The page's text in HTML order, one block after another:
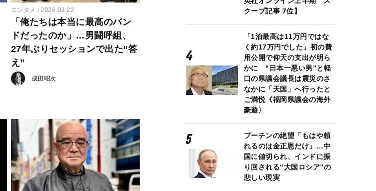
エンタメ 2026.03.22
「俺たちは本当に最高のバン
ドだったのか」…男闘呼組、
27年ぶりセッションで出た“答
え”
成田昭次
クープ記事 7位】
「1泊最高は11万円ではな
く約17万円でした」初の費
用公開で仰天の支出が明ら
かに “日本一悪い男”と軽
口の県議会議長は震災のさ
なかに「天国」へ行ったと
ご満悦《福岡県議会の海外
豪遊〉
プーチンの絶望「もはや頼
れるのは金正恩だけ」…中
国に値切られ、インドに振
り回される“大国ロシア”の
悲しい現実